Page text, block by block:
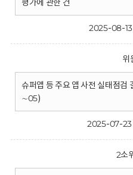
평가에 관한 건
2025-08-13
위
슈퍼앱 등 주요 앱 사전 실태점
∼05)
2025-07-23
2소